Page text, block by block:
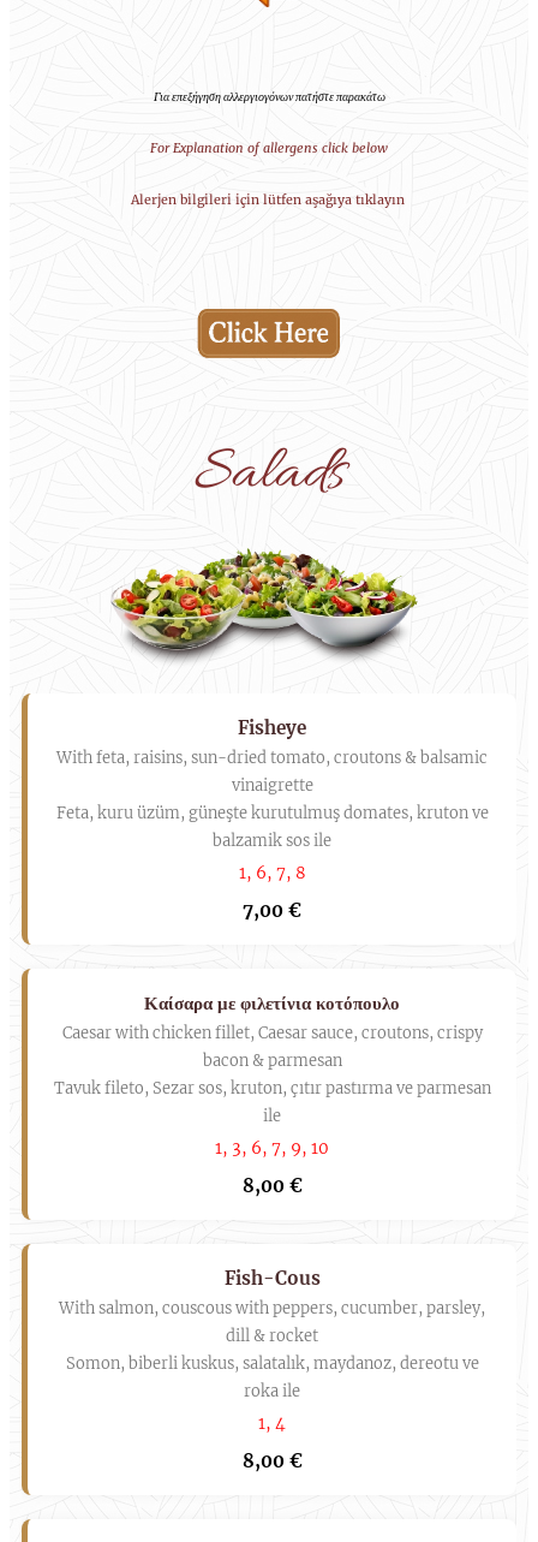
Για επεξήγηση αλλεργιογόνων πατήστε παρακάτω
For Explanation of allergens click below
Alerjen bilgileri için lütfen aşağıya tıklayın
Salads
Fisheye
With feta, raisins, sun-dried tomato, croutons & balsamic
vinaigrette
Feta, kuru üzüm, güneşte kurutulmuş domates, kruton ve
balzamik sos ile
1, 6, 7, 8
7,00 €
Καίσαρα με φιλετίνια κοτόπουλο
Caesar with chicken fillet, Caesar sauce, croutons, crispy
bacon & parmesan
Tavuk fileto, Sezar sos, kruton, çıtır pastırma ve parmesan
ile
1, 3, 6, 7, 9, 10
8,00 €
Fish-Cous
With salmon, couscous with peppers, cucumber, parsley,
dill & rocket
Somon, biberli kuskus, salatalık, maydanoz, dereotu ve
roka ile
1, 4
8,00 €